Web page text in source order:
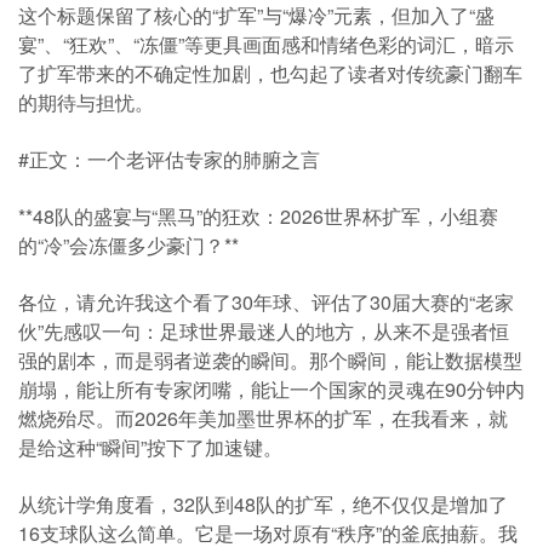
这个标题保留了核心的“扩军”与“爆冷”元素，但加入了“盛
宴”、“狂欢”、“冻僵”等更具画面感和情绪色彩的词汇，暗示
了扩军带来的不确定性加剧，也勾起了读者对传统豪门翻车
的期待与担忧。
#正文：一个老评估专家的肺腑之言
**48队的盛宴与“黑马”的狂欢：2026世界杯扩军，小组赛
的“冷”会冻僵多少豪门？**
各位，请允许我这个看了30年球、评估了30届大赛的“老家
伙”先感叹一句：足球世界最迷人的地方，从来不是强者恒
强的剧本，而是弱者逆袭的瞬间。那个瞬间，能让数据模型
崩塌，能让所有专家闭嘴，能让一个国家的灵魂在90分钟内
燃烧殆尽。而2026年美加墨世界杯的扩军，在我看来，就
是给这种“瞬间”按下了加速键。
从统计学角度看，32队到48队的扩军，绝不仅仅是增加了
16支球队这么简单。它是一场对原有“秩序”的釜底抽薪。我